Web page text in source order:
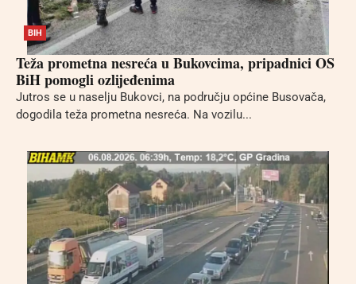
BIH
Teža prometna nesreća u Bukovcima, pripadnici OS
BiH pomogli ozlijeđenima
Jutros se u naselju Bukovci, na području općine Busovača,
dogodila teža prometna nesreća. Na vozilu...